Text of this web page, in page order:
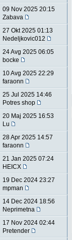
09 Nov 2025 20:15
Zabava
27 Okt 2025 01:13
Nedeljkovic012
24 Avg 2025 06:05
bocke
10 Avg 2025 22:29
faraonn
25 Jul 2025 14:46
Potres shop
20 Maj 2025 16:53
Lu
28 Apr 2025 14:57
faraonn
21 Jan 2025 07:24
HEICX
19 Dec 2024 23:27
mpman
14 Dec 2024 18:56
Neprimetna
17 Nov 2024 02:44
Pretender